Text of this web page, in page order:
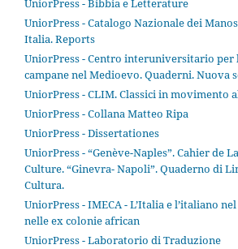
UniorPress - Bibbia e Letterature
UniorPress - Catalogo Nazionale dei
Italia. Reports
UniorPress - Centro interuniversitario per
campane nel Medioevo. Quaderni. Nuova
UniorPress - CLIM. Classici in movimento
UniorPress - Collana Matteo Ripa
UniorPress - Dissertationes
UniorPress - “Genève-Naples”. Cahier de
Culture. “Ginevra- Napoli”. Quaderno di
Cultura.
UniorPress - IMECA - L’Italia e l’italiano
nelle ex colonie african
UniorPress - Laboratorio di Traduzione